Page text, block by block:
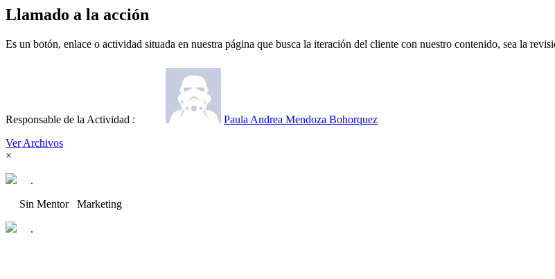
Llamado a la acción
Es un botón, enlace o actividad situada en nuestra página que busca la iteración del cliente con nuestro contenido, sea la
Responsable de la Actividad :
Paula Andrea Mendoza Bohorquez
Ver Archivos
×
.
Sin Mentor Marketing
.